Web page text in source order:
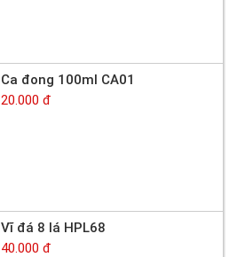
Ca đong 100ml CA01
20.000 đ
Vĩ đá 8 lá HPL68
40.000 đ